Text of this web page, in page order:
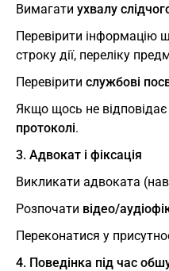
Вимагати ухвалу
Перевірити інформацію
строку дії, переліку
Перевірити службові
Якщо щось не
протоколі.
3. Адвокат і фіксація
Викликати адвоката
Розпочати відео/
Переконатися у
4. Поведінка під час